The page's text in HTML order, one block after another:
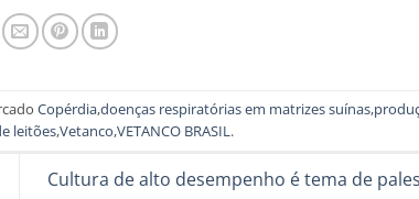
Copérdia,doenças respiratórias em matrizes suínas,
leitões,Vetanco,VETANCO BRASIL.
Cultura de alto desempenho é tema de